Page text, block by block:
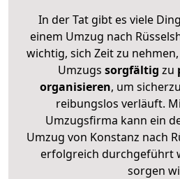
In der Tat gibt es viele
einem Umzug nach
wichtig, sich Zeit zu
Umzugs sorgfältig zu
organisieren, um
reibungslos verläuft.
Umzugsfirma kann ein
Umzug von Konstanz nach
erfolgreich durchgeführt
sorgen